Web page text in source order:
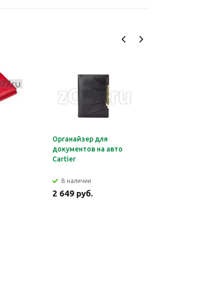
Органайзер для
документов на авто
Cartier
В наличии
2 649 руб.